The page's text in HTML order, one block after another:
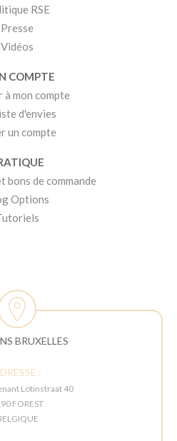
RSE
Presse
Vidéos
COMPTE
à mon compte
d'envies
un compte
bons de commande
Options
BRUXELLES
:
Lotinstraat 40
FOREST